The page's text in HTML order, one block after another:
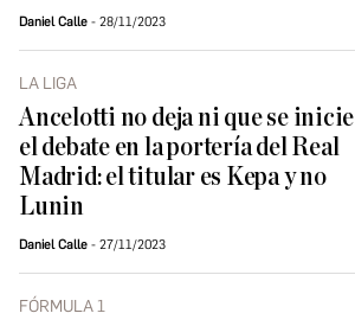
Daniel Calle 28/11/2023
LA LIGA
Ancelotti no deja ni que se inicie
el debate en la portería del Real
Madrid: el titular es Kepa y no
Lunin
Daniel Calle 27/11/2023
FÓRMULA 1